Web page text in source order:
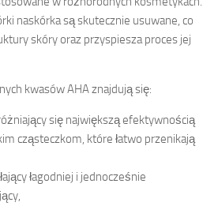
naskórka są skutecznie usuwane, co
skóry oraz przyspiesza proces jej
kwasów AHA znajdują się:
się największą efektywnością
cząsteczkom, które łatwo przenikają
łagodniej i jednocześnie